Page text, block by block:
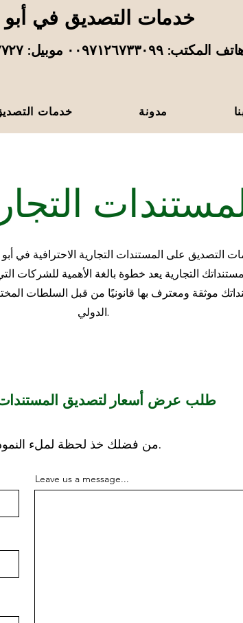
خدمات التصديق في
المكتب: ٠٠٩٧١٢٦٧٣٣٠٩٩ موبيل: ٠٠٩٧١٥٢٦٥٦٧٧٢٧
خدمات مدونة
التجارية يعد خطوة بالغة الأهمية للشركات
موثقة ومعترف بها قانونيًا من قبل السلطات
الدولي.
طلب عرض أسعار لتصديق المستندات
من فضلك خذ لحظة لملء النموذج.
Leave us a message...